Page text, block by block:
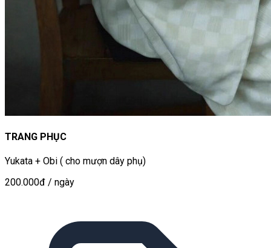
TRANG PHỤC
Yukata + Obi ( cho mượn dây phụ)
200.000đ / ngày